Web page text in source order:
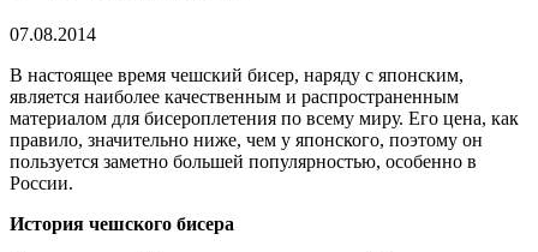
07.08.2014
В настоящее время чешский бисер, наряду с японским,
является наиболее качественным и распространенным
материалом для бисероплетения по всему миру. Его цена, как
правило, значительно ниже, чем у японского, поэтому он
пользуется заметно большей популярностью, особенно в
России.
История чешского бисера